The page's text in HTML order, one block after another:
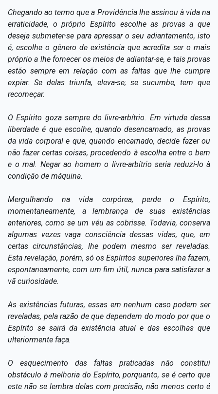
Chegando ao termo que a Providência lhe assinou à vida na
erraticidade, o próprio Espírito escolhe as provas a que
deseja submeter-se para apressar o seu adiantamento, isto
é, escolhe o gênero de existência que acredita ser o mais
próprio a lhe fornecer os meios de adiantar-se, e tais provas
estão sempre em relação com as faltas que lhe cumpre
expiar. Se delas triunfa, eleva-se; se sucumbe, tem que
recomeçar.
O Espírito goza sempre do livre-arbítrio. Em virtude dessa
liberdade é que escolhe, quando desencarnado, as provas
da vida corporal e que, quando encarnado, decide fazer ou
não fazer certas coisas, procedendo à escolha entre o bem
e o mal. Negar ao homem o livre-arbítrio seria reduzi-lo à
condição de máquina.
Mergulhando na vida corpórea, perde o Espírito,
momentaneamente, a lembrança de suas existências
anteriores, como se um véu as cobrisse. Todavia, conserva
algumas vezes vaga consciência dessas vidas, que, em
certas circunstâncias, lhe podem mesmo ser reveladas.
Esta revelação, porém, só os Espíritos superiores lha fazem,
espontaneamente, com um fim útil, nunca para satisfazer a
vã curiosidade.
As existências futuras, essas em nenhum caso podem ser
reveladas, pela razão de que dependem do modo por que o
Espírito se sairá da existência atual e das escolhas que
ulteriormente faça.
O esquecimento das faltas praticadas não constitui
obstáculo à melhoria do Espírito, porquanto, se é certo que
este não se lembra delas com precisão, não menos certo é